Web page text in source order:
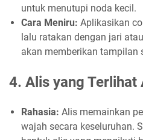
untuk menutupi noda kecil.
Cara Meniru: Aplikasikan
lalu ratakan dengan jari
akan memberikan tampilan
4. Alis yang Terlihat
Rahasia: Alis memainkan
wajah secara keseluruhan.